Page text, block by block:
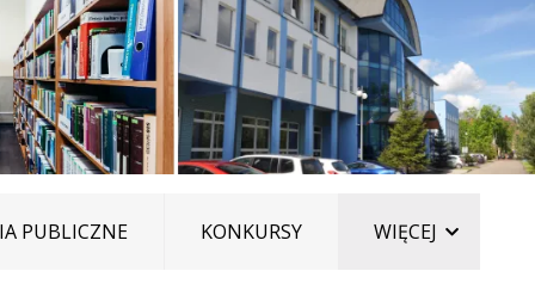
PUBLICZNE KONKURSY WIĘCEJ